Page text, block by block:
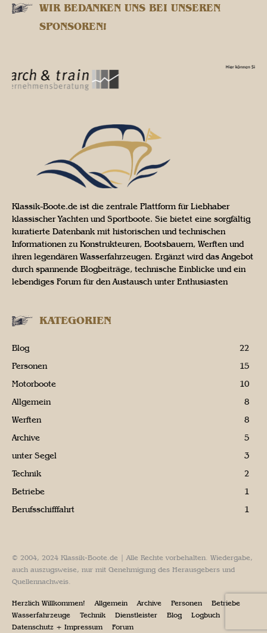
WIR BEDANKEN UNS BEI UNSEREN
SPONSOREN!
Klassik-Boote.de ist die zentrale Plattform für Liebhaber
klassischer Yachten und Sportboote. Sie bietet eine sorgfältig
kuratierte Datenbank mit historischen und technischen
Informationen zu Konstrukteuren, Bootsbauern, Werften und
ihren legendären Wasserfahrzeugen. Ergänzt wird das Angebot
durch spannende Blogbeiträge, technische Einblicke und ein
lebendiges Forum für den Austausch unter Enthusiasten
KATEGORIEN
Blog
22
Personen
15
Motorboote
10
Allgemein
8
Werften
8
Archive
5
unter Segel
3
Technik
2
Betriebe
1
Berufsschifffahrt
1
© 2004, 2024 Klassik-Boote.de | Alle Rechte vorbehalten. Wiedergabe,
auch auszugsweise, nur mit Genehmigung des Herausgebers und
Quellennachweis.
Herzlich Willkommen! Allgemein Archive Personen
Betriebe
Wasserfahrzeuge
Technik Dienstleister Blog
Logbuch
Datenschutz + Impressum
Forum